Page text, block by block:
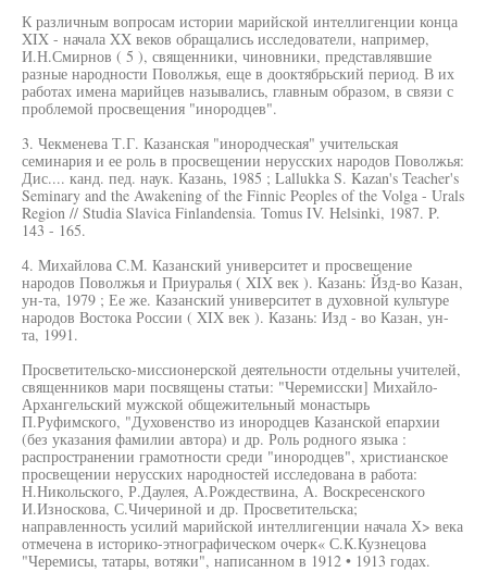
К различным вопросам истории марийской интеллигенции конца
XIX - начала XX веков обращались исследователи, например,
И.Н.Смирнов ( 5 ), священники, чиновники, представлявшие
разные народности Поволжья, еще в дооктябрьский период. В их
работах имена марийцев назывались, главным образом, в связи с
проблемой просвещения "инородцев".
3. Чекменева Т.Г. Казанская "инородческая" учительская
семинария и ее роль в просвещении нерусских народов Поволжья:
Дис.... канд. пед. наук. Казань, 1985 ; Lallukka S. Kazan's Teacher's
Seminary and the Awakening of the Finnic Peoples of the Volga - Urals
Region // Studia Slavica Finlandensia. Tomus IV. Helsinki, 1987. P.
143 - 165.
4. Михайлова C.M. Казанский университет и просвещение
народов Поволжья и Приуралья ( XIX век ). Казань: Йзд-во Казан,
ун-та, 1979 ; Ее же. Казанский университет в духовной культуре
народов Востока России ( XIX век ). Казань: Изд - во Казан, ун-
та, 1991.
Просветительско-миссионерской деятельности отдельны учителей,
священников мари посвящены статьи: "Черемисски] Михайло-
Архангельский мужской общежительный монастырь
П.Руфимского, "Духовенство из инородцев Казанской епархии
(без указания фамилии автора) и др. Роль родного языка :
распространении грамотности среди "инородцев", христианское
просвещении нерусских народностей исследована в работа:
Н.Никольского, Р.Даулея, А.Рождествина, А. Воскресенского
И.Износкова, С.Чичериной и др. Просветительска;
направленность усилий марийской интеллигенции начала Х> века
отмечена в историко-этнографическом очерк« С.К.Кузнецова
"Черемисы, татары, вотяки", написанном в 1912 • 1913 годах.